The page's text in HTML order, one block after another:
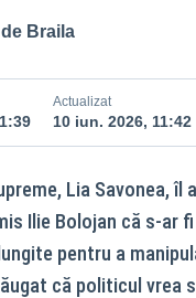
Braila
Actualizat
10 iun. 2026, 11:42
Lia Savonea, îl
Ilie Bolojan că s-ar
pentru a
că politicul vrea